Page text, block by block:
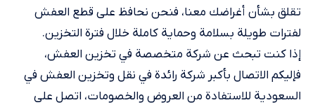
تقلق بشأن أغراضك معنا، فنحن نحافظ على قطع العفش
لفترات طويلة بسلامة وحماية كاملة خلال فترة التخزين.
إذا كنت تبحث عن شركة متخصصة في تخزين العفش،
فإليكم الاتصال بأكبر شركة رائدة في نقل وتخزين العفش في
السعودية للاستفادة من العروض والخصومات، اتصل على